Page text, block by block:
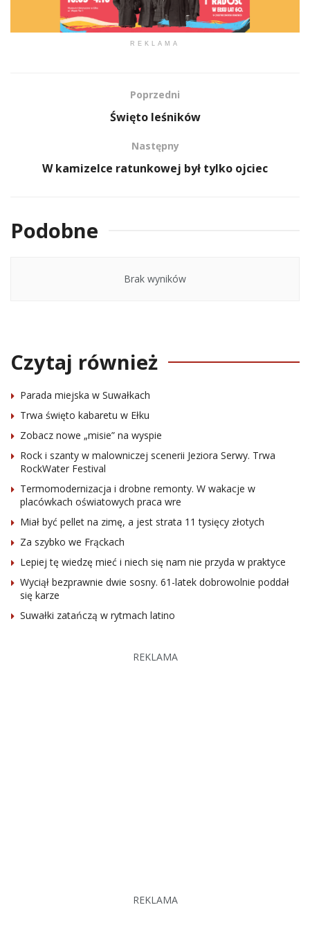
REKLAMA
Poprzedni
Święto leśników
Następny
W kamizelce ratunkowej był tylko ojciec
Podobne
Brak wyników
Czytaj również
Parada miejska w Suwałkach
Trwa święto kabaretu w Ełku
Zobacz nowe „misie” na wyspie
Rock i szanty w malowniczej scenerii Jeziora Serwy. Trwa
RockWater Festival
Termomodernizacja i drobne remonty. W wakacje w
placówkach oświatowych praca wre
Miał być pellet na zimę, a jest strata 11 tysięcy złotych
Za szybko we Frąckach
Lepiej tę wiedzę mieć i niech się nam nie przyda w praktyce
Wyciął bezprawnie dwie sosny. 61-latek dobrowolnie poddał
się karze
Suwałki zatańczą w rytmach latino
REKLAMA
REKLAMA